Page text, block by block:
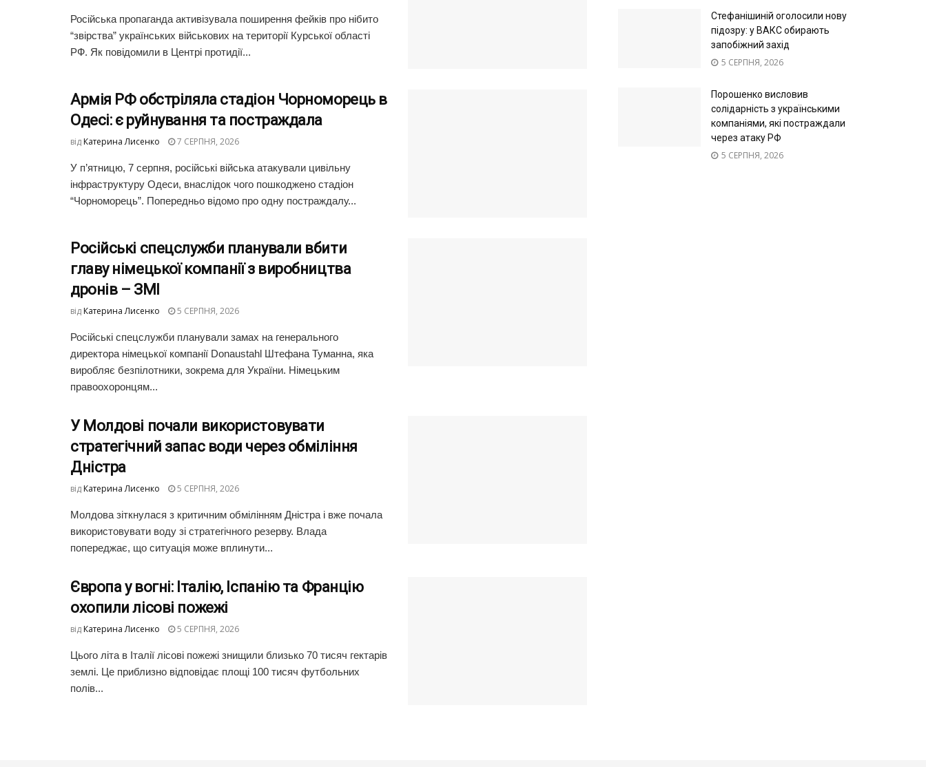
Російська пропаганда активізувала поширення фейків про нібито
“звірства” українських військових на території Курської області
РФ. Як повідомили в Центрі протидії...
Армія РФ обстріляла стадіон Чорноморець в
Одесі: є руйнування та постраждала
від Катерина Лисенко 7 СЕРПНЯ, 2026
У п’ятницю, 7 серпня, російські війська атакували цивільну
інфраструктуру Одеси, внаслідок чого пошкоджено стадіон
“Чорноморець”. Попередньо відомо про одну постраждалу...
Російські спецслужби планували вбити
главу німецької компанії з виробництва
дронів – ЗМІ
від Катерина Лисенко 5 СЕРПНЯ, 2026
Російські спецслужби планували замах на генерального
директора німецької компанії Donaustahl Штефана Туманна, яка
виробляє безпілотники, зокрема для України. Німецьким
правоохоронцям...
У Молдові почали використовувати
стратегічний запас води через обміління
Дністра
від Катерина Лисенко 5 СЕРПНЯ, 2026
Молдова зіткнулася з критичним обмілінням Дністра і вже почала
використовувати воду зі стратегічного резерву. Влада
попереджає, що ситуація може вплинути...
Європа у вогні: Італію, Іспанію та Францію
охопили лісові пожежі
від Катерина Лисенко 5 СЕРПНЯ, 2026
Цього літа в Італії лісові пожежі знищили близько 70 тисяч гектарів
землі. Це приблизно відповідає площі 100 тисяч футбольних
полів...
Стефанішиній оголосили нову
підозру: у ВАКС обирають
запобіжний захід
5 СЕРПНЯ, 2026
Порошенко висловив
солідарність з українськими
компаніями, які постраждали
через атаку РФ
5 СЕРПНЯ, 2026